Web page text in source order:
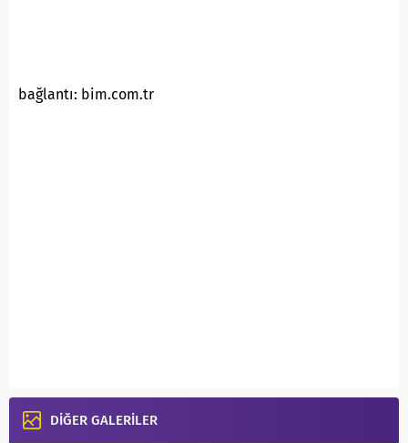
bağlantı: bim.com.tr
DİĞER GALERİLER